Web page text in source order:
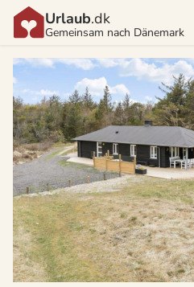
Urlaub.dk
Gemeinsam nach Dänemark